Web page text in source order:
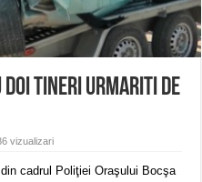
– avarie – 04.08.2026
03.08.2026 – Calea Caransebeșului
doi tineri urmariti de
vizualizari
cadrul Poliţiei Oraşului Bocşa